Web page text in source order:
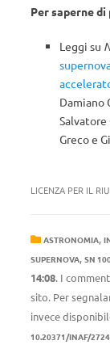
Per saperne di
Leggi su
Damiano
Salvatore
Greco e
LICENZA PER IL
ASTRONOMIA,
SUPERNOVA, SN
14:08. I
sito. Per
invece
10.20371/INAF/